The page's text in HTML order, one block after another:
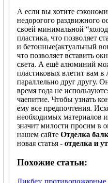
А если вы хотите
недорогого раздвижного
своей минимальной
пластика, что позволяет
и бетонные(актуальный
что позволяет вставить
света. А ещё алюминий
пластиковых влетит вам в
параллельно друг другу.
время года не
чаепитие. Чтобы узнать
ему все предпочтения.
необходимых материалов
значит милости просим в
нашем сайте Отделка
новая статья - отделка и
Похожие статьи:
Ликбез: противопожарные